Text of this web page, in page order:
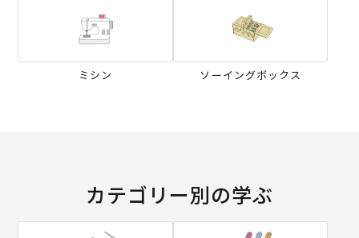
ミシン ソーイングボックス
カテゴリー別の学ぶ